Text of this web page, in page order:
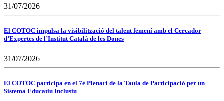
31/07/2026
El COTOC impulsa la visibilització del talent femení amb el Cercador
d’Expertes de l’Institut Català de les Dones
31/07/2026
El COTOC participa en el 7è Plenari de la Taula de Participació per un
Sistema Educatiu Inclusiu